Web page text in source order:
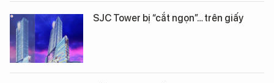
SJC Tower bị “cắt ngọn”… trên giấy